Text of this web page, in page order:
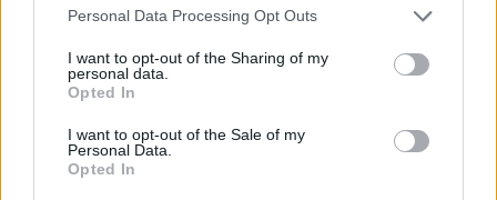
Please note that this website/app uses one or more Google
not limited to your visit or usage behaviour. You may click to
grant or deny consent to Google and its third-party tags to
use your data for below specified purposes in below Google
consent section.
Personal Data Processing Opt Outs
I want to opt-out of the Sharing of my
personal data.
Opted In
I want to opt-out of the Sale of my
Personal Data.
Opted In
Su WhatsApp al numero +39
345 356 7512
Notizie in tempo reale?